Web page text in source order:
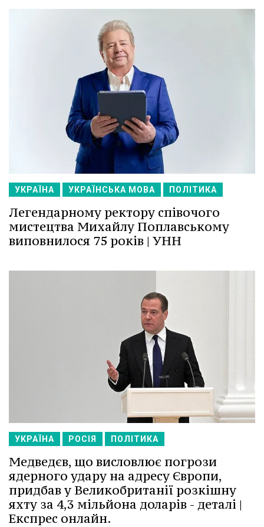
УКРАЇНА УКРАЇНСЬКА МОВА ПОЛІТИКА
Легендарному ректору співочого
мистецтва Михайлу Поплавському
виповнилося 75 років | УНН
УКРАЇНА РОСІЯ ПОЛІТИКА
Медведєв, що висловлює погрози
ядерного удару на адресу Європи,
придбав у Великобританії розкішну
яхту за 4,3 мільйона доларів - деталі |
Експрес онлайн.